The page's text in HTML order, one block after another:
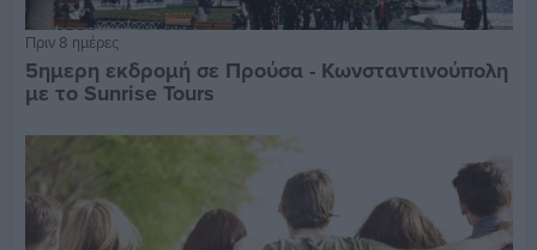
Πριν 8 ημέρες
5ημερη εκδρομή σε Προύσα - Κωνσταντινούπολη
με το Sunrise Tours